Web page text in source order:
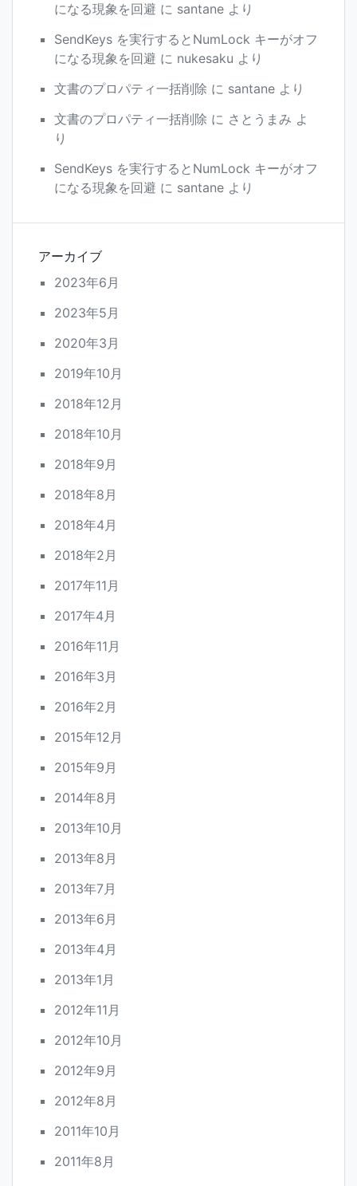
になる現象を回避 に santane より
SendKeys を実行するとNumLock キーがオフ
になる現象を回避 に nukesaku より
文書のプロパティ一括削除 に santane より
文書のプロパティ一括削除 に さとうまみ よ
り
SendKeys を実行するとNumLock キーがオフ
になる現象を回避 に santane より
アーカイブ
2023年6月
2023年5月
2020年3月
2019年10月
2018年12月
2018年10月
2018年9月
2018年8月
2018年4月
2018年2月
2017年11月
2017年4月
2016年11月
2016年3月
2016年2月
2015年12月
2015年9月
2014年8月
2013年10月
2013年8月
2013年7月
2013年6月
2013年4月
2013年1月
2012年11月
2012年10月
2012年9月
2012年8月
2011年10月
2011年8月